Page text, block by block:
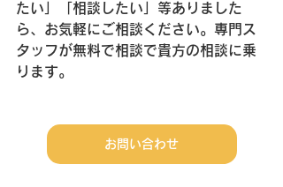
たい」「相談したい」等ありました
ら、お気軽にご相談ください。専門ス
タッフが無料で相談で貴方の相談に乗
ります。
お問い合わせ